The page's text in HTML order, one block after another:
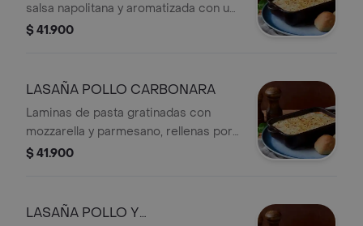
salsa napolitana y aromatizada con un
toque de pesto y salsa blanca.
$ 41.900
LASAÑA POLLO CARBONARA
Laminas de pasta gratinadas con
mozzarella y parmesano, rellenas por
pollo desmechado, tocineta y
$ 41.900
LASAÑA POLLO Y